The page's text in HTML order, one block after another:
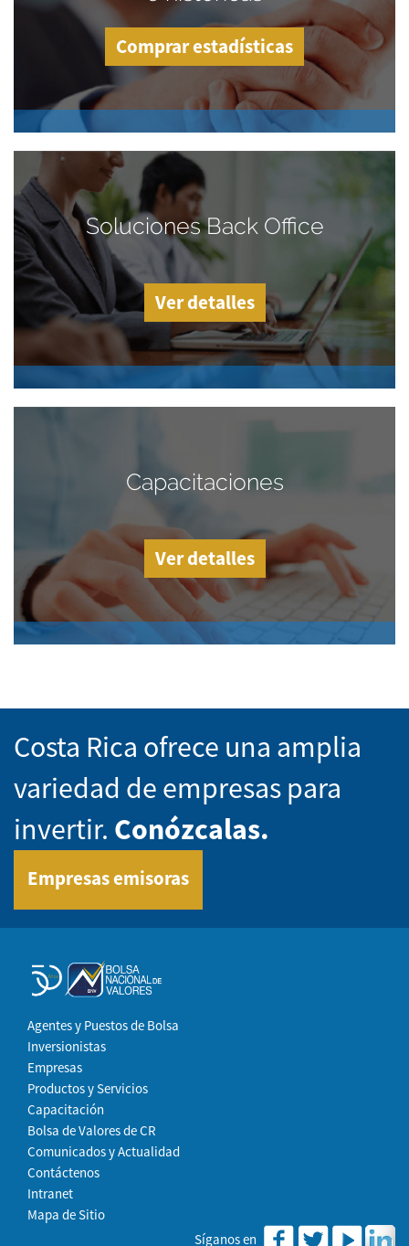
Comprar estadísticas
Soluciones Back Office
Ver detalles
Capacitaciones
Ver detalles
Costa Rica ofrece una amplia
variedad de empresas para
invertir. Conózcalas.
Empresas emisoras
Agentes y Puestos de Bolsa
Inversionistas
Empresas
Productos y Servicios
Capacitación
Bolsa de Valores de CR
Comunicados y Actualidad
Contáctenos
Intranet
Mapa de Sitio
Síganos en